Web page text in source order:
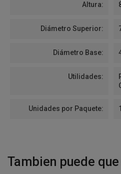
Altura:
Diámetro Superior:
Diámetro Base:
Utilidades:
Unidades por Paquete:
Tambien puede